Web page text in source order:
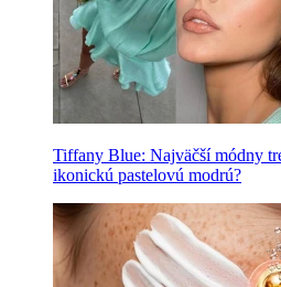
Tiffany Blue: Najväčší módny
ikonickú pastelovú modrú?